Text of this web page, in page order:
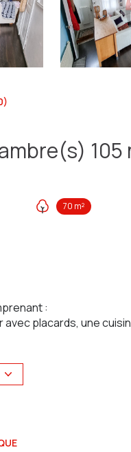
70 m²
:
placards, une
un bureau et WC